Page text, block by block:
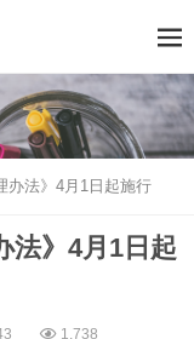
办法》4月1日起施行
法》4月1日起
1,738